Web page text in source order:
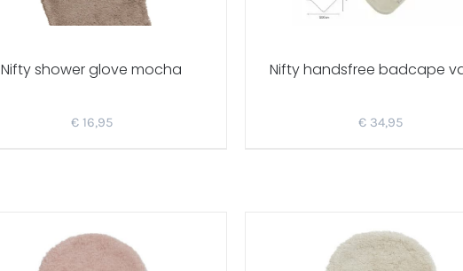
Nifty shower glove mocha
€16,95
Nifty handsfree badcape
€ 34,95